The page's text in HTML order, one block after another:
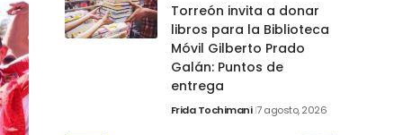
Torreón invita a donar
libros para la Biblioteca
Móvil Gilberto Prado
Galán: Puntos de
entrega
Frida Tochimani 7 agosto, 2026